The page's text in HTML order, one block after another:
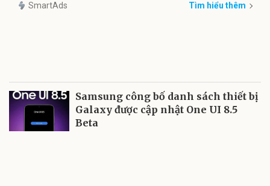
SmartAds Tìm hiểu thêm
Samsung công bố danh sách thiết bị
Galaxy được cập nhật One UI 8.5
Beta